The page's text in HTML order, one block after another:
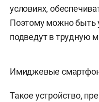
условиях,
Поэтому можно быть
подведут в трудную
Имиджевые
Такое устройство,